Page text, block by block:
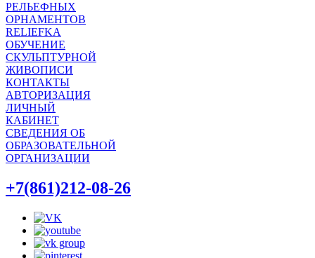
РЕЛЬЕФНЫХ
ОРНАМЕНТОВ
RELIEFKA
ОБУЧЕНИЕ
СКУЛЬПТУРНОЙ
ЖИВОПИСИ
КОНТАКТЫ
АВТОРИЗАЦИЯ
ЛИЧНЫЙ
КАБИНЕТ
СВЕДЕНИЯ ОБ
ОБРАЗОВАТЕЛЬНОЙ
ОРГАНИЗАЦИИ
+7(861)212-08-26